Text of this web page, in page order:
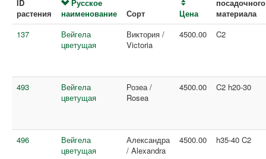
ID
растения
Русское
наименование
Сорт Цена
посадочного
материала
137
Вейгела
цветущая
Виктория /
Victoria
4500.00 C2
493
Вейгела
цветущая
Розеа /
Rosea
4500.00 C2 h20-30
496
Вейгела
цветущая
Александра
/ Alexandra
4500.00 h35-40 C2